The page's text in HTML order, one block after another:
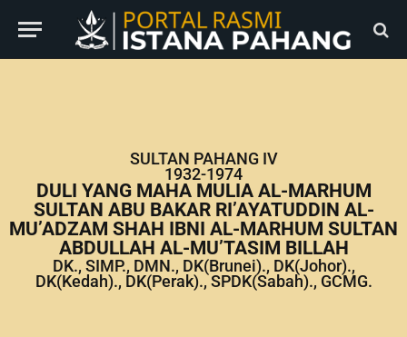
SULTAN PAHANG IV
1932-1974
DULI YANG MAHA MULIA AL-MARHUM
SULTAN ABU BAKAR RI’AYATUDDIN AL-
MU’ADZAM SHAH IBNI AL-MARHUM SULTAN
ABDULLAH AL-MU’TASIM BILLAH
DK., SIMP., DMN., DK(Brunei)., DK(Johor).,
DK(Kedah)., DK(Perak)., SPDK(Sabah)., GCMG.